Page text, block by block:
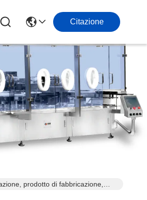
Citazione
prodotto di fabbricazione,